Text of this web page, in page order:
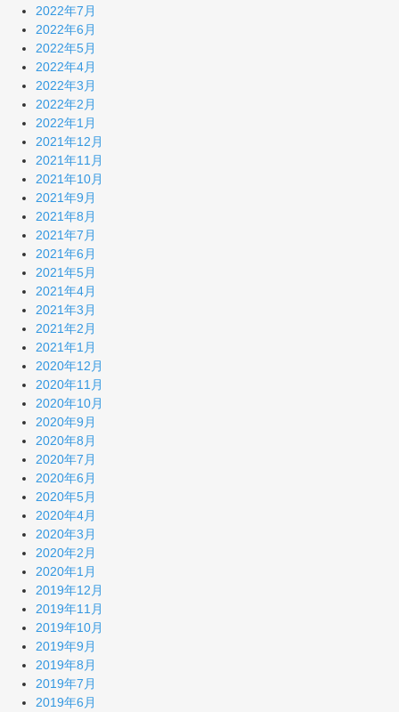
2022年7月
2022年6月
2022年5月
2022年4月
2022年3月
2022年2月
2022年1月
2021年12月
2021年11月
2021年10月
2021年9月
2021年8月
2021年7月
2021年6月
2021年5月
2021年4月
2021年3月
2021年2月
2021年1月
2020年12月
2020年11月
2020年10月
2020年9月
2020年8月
2020年7月
2020年6月
2020年5月
2020年4月
2020年3月
2020年2月
2020年1月
2019年12月
2019年11月
2019年10月
2019年9月
2019年8月
2019年7月
2019年6月